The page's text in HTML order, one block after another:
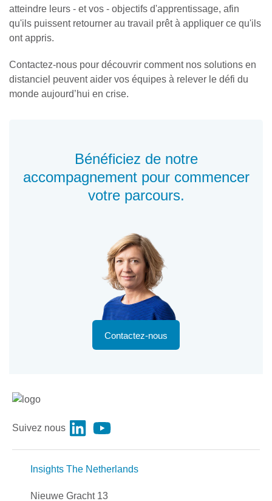
atteindre leurs - et vos - objectifs d'apprentissage, afin
qu'ils puissent retourner au travail prêt à appliquer ce qu'ils
ont appris.
Contactez-nous pour découvrir comment nos solutions en
distanciel peuvent aider vos équipes à relever le défi du
monde aujourd’hui en crise.
Bénéficiez de notre
accompagnement pour commencer
votre parcours.
Contactez-nous
Suivez nous
Insights The Netherlands
Nieuwe Gracht 13